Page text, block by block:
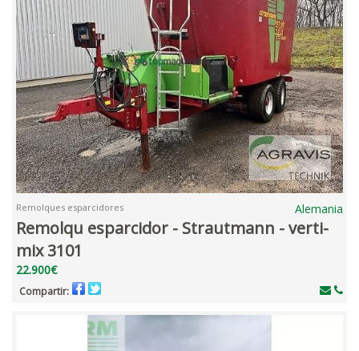
Remolques esparcidores Alemania
Remolqu esparcidor - Strautmann - verti-
mix 3101
22.900€
Compartir: